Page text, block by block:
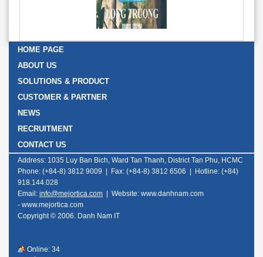
HOME PAGE
ABOUT US
SOLUTIONS & PRODUCT
CUSTOMER & PARTNER
NEWS
RECRUITMENT
CONTACT US
Address: 1035 Luy Ban Bich, Ward Tan Thanh, District Tan Phu, HCMC
Phone: (+84-8) 3812 9009 | Fax: (+84-8) 3812 6506 | Hotline: (+84)
918.144.028
Email: info@mejortica.com
Website: www.danhnam.com
- www.mejortica.com
Copyright © 2006. Danh Nam IT
Online: 34